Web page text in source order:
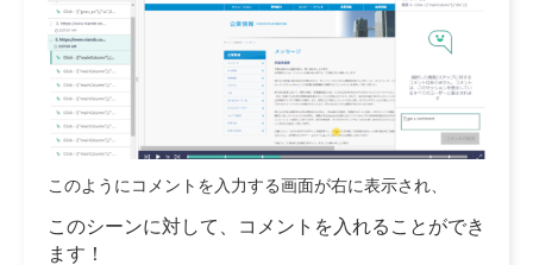
このようにコメントを入力する画面が右に表示され、
このシーンに対して、コメントを入れることができ
ます！